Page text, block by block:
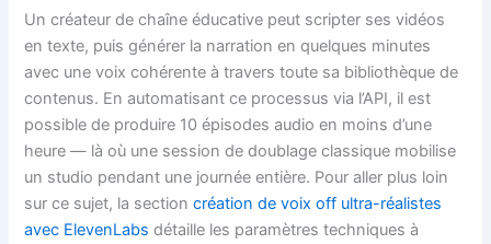
Un créateur de chaîne éducative peut scripter ses vidéos
en texte, puis générer la narration en quelques minutes
avec une voix cohérente à travers toute sa bibliothèque de
contenus. En automatisant ce processus via l’API, il est
possible de produire 10 épisodes audio en moins d’une
heure — là où une session de doublage classique mobilise
un studio pendant une journée entière. Pour aller plus loin
sur ce sujet, la sectioncréation de voix off ultra-réalistes
avec ElevenLabs détaille les paramètres techniques à